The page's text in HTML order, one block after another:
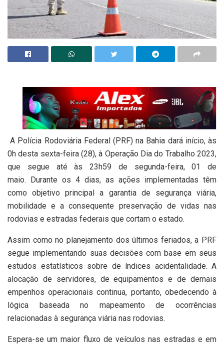
A Polícia Rodoviária Federal (PRF) na Bahia dará início, às
0h desta sexta-feira (28), à Operação Dia do Trabalho 2023,
que segue até às 23h59 de segunda-feira, 01 de
maio. Durante os 4 dias, as ações implementadas têm
como objetivo principal a garantia de segurança viária,
mobilidade e a consequente preservação de vidas nas
rodovias e estradas federais que cortam o estado.
Assim como no planejamento dos últimos feriados, a PRF
segue implementando suas decisões com base em seus
estudos estatísticos sobre de índices acidentalidade. A
alocação de servidores, de equipamentos e de demais
empenhos operacionais continua, portanto, obedecendo à
lógica baseada no mapeamento de ocorrências
relacionadas à segurança viária nas rodovias.
Espera-se um maior fluxo de veículos nas estradas e em